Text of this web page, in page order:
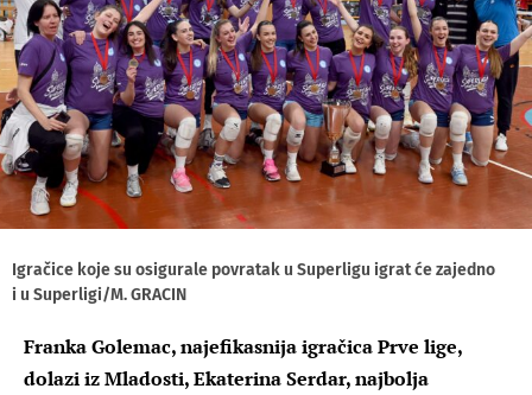
Igračice koje su osigurale povratak u Superligu igrat će zajedno
i u Superligi/M. GRACIN
Franka Golemac, najefikasnija igračica Prve lige,
dolazi iz Mladosti, Ekaterina Serdar, najbolja